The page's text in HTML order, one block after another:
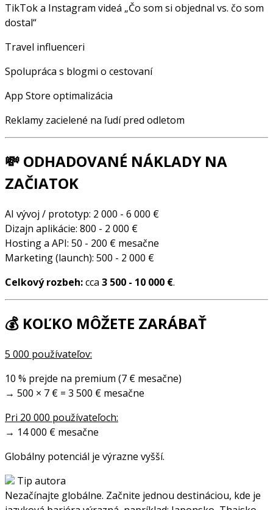
TikTok a Instagram videá „Čo som si objednal vs. čo som
dostal“
Travel influenceri
Spolupráca s blogmi o cestovaní
App Store optimalizácia
Reklamy zacielené na ľudí pred odletom
💸 ODHADOVANÉ NÁKLADY NA
ZAČIATOK
AI vývoj / prototyp: 2 000 - 6 000 €
Dizajn aplikácie: 800 - 2 000 €
Hosting a API: 50 - 200 € mesačne
Marketing (launch): 500 - 2 000 €
Celkový rozbeh:cca 3 500 - 10 000 €.
💰 KOĽKO MÔŽETE ZARÁBAŤ
5 000 používateľov:
10 % prejde na premium (7 € mesačne)
→ 500 × 7 € = 3 500 € mesačne
Pri 20 000 používateľoch:
→ 14 000 € mesačne
Globálny potenciál je výrazne vyšší.
Tip autora
Nezačínajte globálne. Začnite jednou destináciou, kde je